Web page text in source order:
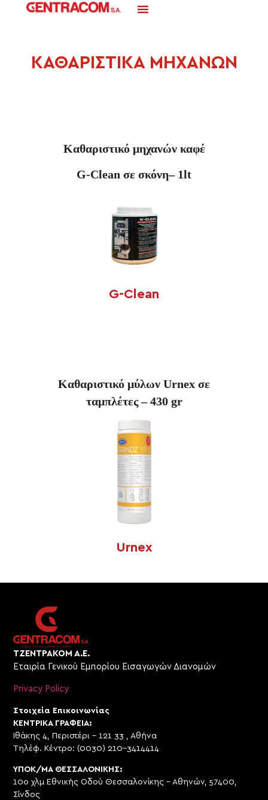
ΚΑΘΑΡΙΣΤΙΚΑ ΜΗΧΑΝΩΝ
Καθαριστικό μηχανών καφέ
G-Clean σε σκόνη– 1lt
G-Clean
Καθαριστικό μύλων Urnex σε
ταμπλέτες – 430 gr
Urnex
ΤΖΕΝΤΡΑΚΟΜ Α.Ε.
Εταιρία Γενικού Εμπορίου Εισαγωγών Διανομών
Privacy Policy
Στοιχεία Επικοινωνίας
ΚΕΝΤΡΙΚΑ ΓΡΑΦΕΙΑ:
Ιθάκης 4, Περιστέρι – 121 33 , Αθήνα
Τηλέφ. Κέντρο: (0030) 210-3414414
ΥΠΟΚ/ΜΑ ΘΕΣΣΑΛΟΝΙΚΗΣ:
10ο χλμ Εθνικής Οδού Θεσσαλονίκης – Αθηνών, 57400,
Σίνδος